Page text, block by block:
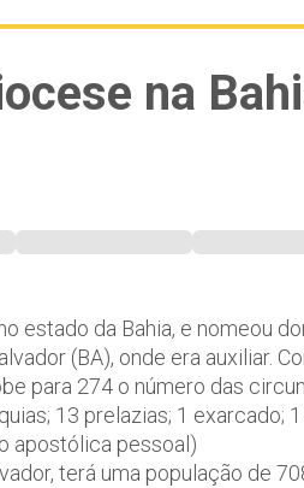
na
estado da Bahia, e nomeou
(BA), onde era auxiliar.
para 274 o número das
13 prelazias; 1 exarcado;
apostólica pessoal)
terá uma população de